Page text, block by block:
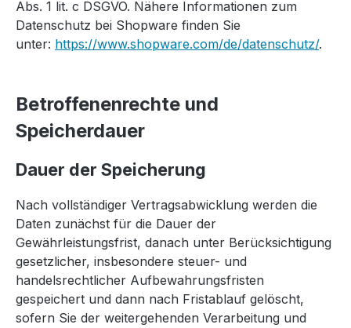
Abs. 1 lit. c DSGVO. Nähere Informationen zum
Datenschutz bei Shopware finden Sie
unter: https://www.shopware.com/de/datenschutz/.
Betroffenenrechte und
Speicherdauer
Dauer der Speicherung
Nach vollständiger Vertragsabwicklung werden die
Daten zunächst für die Dauer der
Gewährleistungsfrist, danach unter Berücksichtigung
gesetzlicher, insbesondere steuer- und
handelsrechtlicher Aufbewahrungsfristen
gespeichert und dann nach Fristablauf gelöscht,
sofern Sie der weitergehenden Verarbeitung und